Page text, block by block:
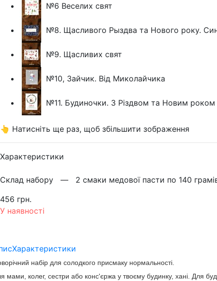
№6 Веселих свят
№8. Щасливого Рыздва та Нового року.
№9. Щасливих свят
№10, Зайчик. Від Миколайчика
№11. Будиночки. З Різдвом та Новим роком
👆 Натисніть ще раз, щоб збільшити зображення
Характеристики
Склад набору — 2 смаки медової пасти по 140
456 грн.
У наявності
Характеристики
набір для солодкого присмаку нормальності.
мами, колег, сестри або конс'єржа у твоєму будинку, хані. Для